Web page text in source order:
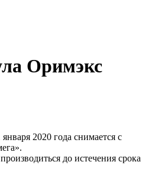
Оримэкс
января 2020 года снимается с
до истечения срока